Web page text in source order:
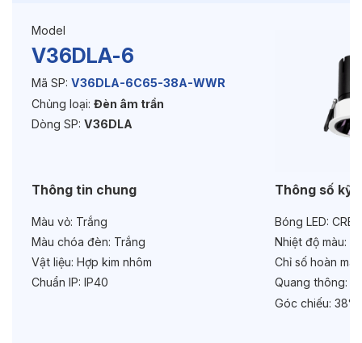
Điện áp: 220VAC, 50Hz
Độ bền & tùy chọn mở rộng
Chức năng:
Model
V36DLA-6
Mã SP: V36DLA-6C65-38A-WWR
Chủng loại: Đèn âm trần
Dòng SP: V36DLA
Thông tin chung
Màu vỏ: Trắng
Màu chóa đèn: Trắng
Vật liệu: Hợp kim nhôm
Chuẩn IP: IP40
Thông số kỹ
Bóng LED:
Nhiệt độ màu:
Chỉ số hoàn
Quang thông:
Góc chiếu: 38°